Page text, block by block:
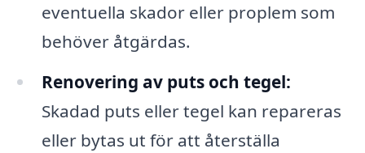
eventuella skador eller proplem som
behöver åtgärdas.
Renovering av puts och tegel:
Skadad puts eller tegel kan repareras
eller bytas ut för att återställa